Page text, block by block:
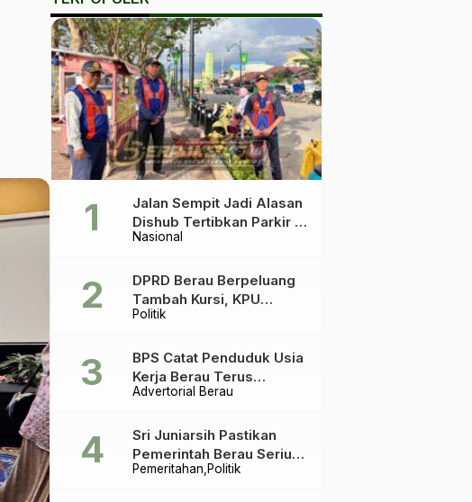
Nasional
Jalan Sempit Jadi Alasan
Dishub Tertibkan Parkir di
Tepian Teratai
Politik
DPRD Berau Berpeluang
Tambah Kursi, KPU
Ingatkan Acuannya UU
Advertorial Berau
BPS Catat Penduduk Usia
Kerja Berau Terus
Meningkat Dua Tahun
Pemeritahan Politik
Sri Juniarsih Pastikan
Pemerintah Berau Serius
Tangani Reboisasi dan